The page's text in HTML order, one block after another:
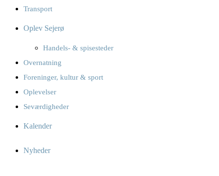
Transport
Oplev Sejerø
Handels- & spisesteder
Overnatning
Foreninger, kultur & sport
Oplevelser
Seværdigheder
Kalender
Nyheder